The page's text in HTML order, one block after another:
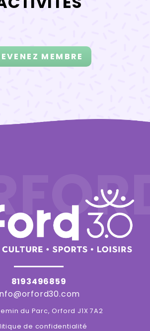
MEMBRE
8193496859
du Parc, Orford J1X 7A2
de confidentialité